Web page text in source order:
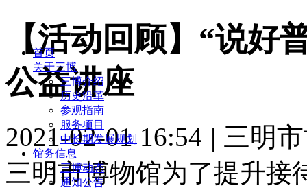
首页
关于三博
三博介绍
历史沿革
参观指南
服务项目
中长期发展规划
馆务信息
三博动态
通知公告
【活动回顾】“说好
公益讲座
2021-02-01 16:54 | 三明
三明市博物馆为了提升接